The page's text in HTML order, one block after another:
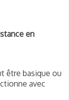
en
être basique ou
avec